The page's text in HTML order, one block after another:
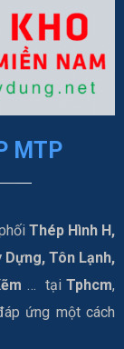
MTP
Thép Hình H,
Dựng, Tôn Lạnh,
… tạiTphcm,
ứng một cách